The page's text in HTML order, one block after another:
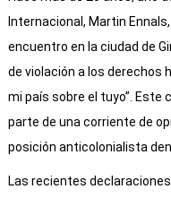
Internacional, Martin
encuentro en la ciudad de
de violación a los derechos
mi país sobre el tuyo”.
parte de una corriente de
posición anticolonialista
Las recientes